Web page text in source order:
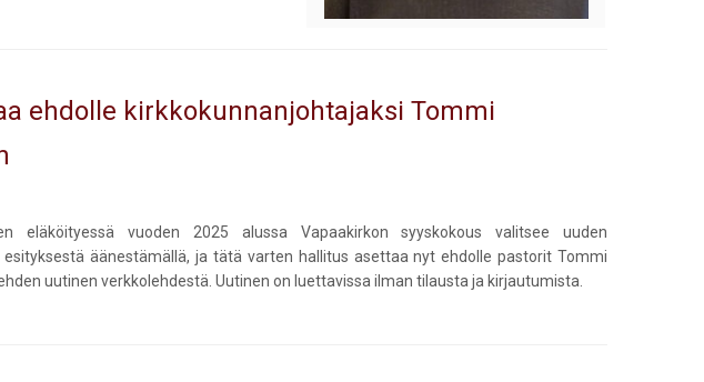
ehdolle kirkkokunnanjohtajaksi Tommi
eläköityessä vuoden 2025 alussa Vapaakirkon syyskokous valitsee uuden
äänestämällä, ja tätä varten hallitus asettaa nyt ehdolle pastorit Tommi
uutinen verkkolehdestä. Uutinen on luettavissa ilman tilausta ja kirjautumista.